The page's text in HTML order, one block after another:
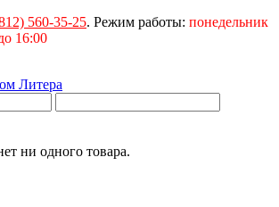
560-35-25. Режим работы: понедельник
16:00
ни одного товара.